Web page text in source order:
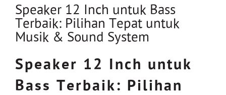
Product
Project
Speaker 12 Inch untuk Bass
Terbaik: Pilihan Tepat untuk
Musik & Sound System
Speaker 12 Inch untuk
Bass Terbaik: Pilihan